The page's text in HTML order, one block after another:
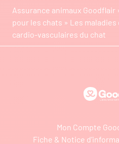
Assurance animaux Goodflair
pour les chats » Les maladies
cardio-vasculaires du chat
Goodflair
Mon Compte
Fiche & Notice